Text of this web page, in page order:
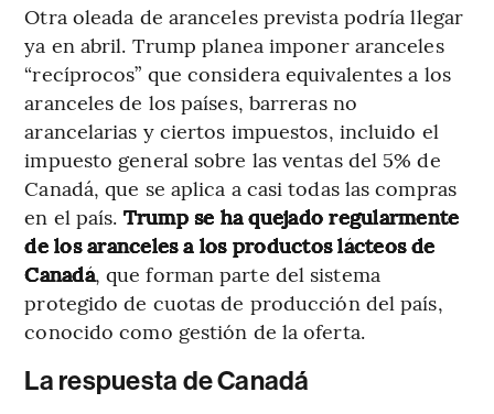
Otra oleada de aranceles prevista podría llegar
ya en abril. Trump planea imponer aranceles
“recíprocos” que considera equivalentes a los
aranceles de los países, barreras no
arancelarias y ciertos impuestos, incluido el
impuesto general sobre las ventas del 5% de
Canadá, que se aplica a casi todas las compras
en el país. Trump se ha quejado regularmente
de los aranceles a los productos lácteos de
Canadá, que forman parte del sistema
protegido de cuotas de producción del país,
conocido como gestión de la oferta.
La respuesta de Canadá